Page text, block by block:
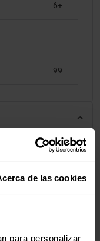
de las cookies
para personalizar
6+
99